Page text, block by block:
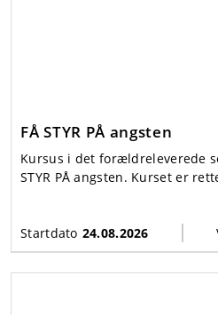
FÅ STYR PÅ angsten
Kursus i det forældreleverede
STYR PÅ angsten. Kurset er
angsten i kommunalt regi.
Startdato 24.08.2026